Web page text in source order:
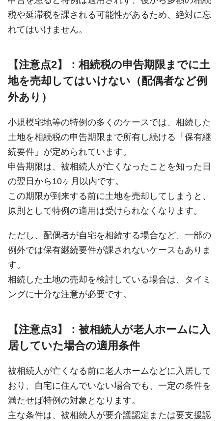
税や延滞税を課される可能性があるため、絶対に忘
れてはいけません。
【注意点2】：相続税の申告期限までに土
地を売却してはいけない（配偶者など例
外あり）
小規模宅地等の特例の多くのケースでは、相続した
土地を相続税の申告期限まで所有し続ける「保有継
続要件」が定められています。
申告期限は、被相続人が亡くなったことを知った日
の翌日から10ヶ月以内です。
この期限が到来する前に土地を売却してしまうと、
原則として特例の適用は受けられなくなります。
ただし、配偶者が自宅を相続する場合など、一部の
例外では保有継続要件が課されないケースもありま
す。
相続した土地の売却を検討している場合は、タイミ
ングに十分な注意が必要です。
【注意点3】：被相続人が老人ホームに入
居していた場合の適用条件
被相続人が亡くなる前に老人ホームなどに入居して
おり、自宅に住んでいない場合でも、一定の条件を
満たせば特例の対象となります。
主な条件は、被相続人が要介護認定または要支援認